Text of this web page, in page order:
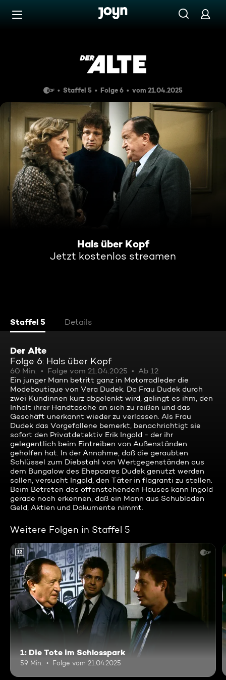
Zum Inhalt springen
Hals über Kopf
Staffel 5 Folge 6 vom 21.04.2025
Hals über Kopf
Jetzt kostenlos streamen
Staffel 5 Details
Der Alte
Folge 6: Hals über Kopf
60 Min. Folge vom 21.04.2025
Ab 12
Ein junger Mann betritt ganz in Motorradleder die
Modeboutique von Vera Dudek. Da Frau Dudek durch
zwei Kundinnen kurz abgelenkt wird, gelingt es ihm, den
Inhalt ihrer Handtasche an sich zu reißen und das
Geschäft unerkannt wieder zu verlassen. Als Frau
Dudek das Vorgefallene bemerkt, benachrichtigt sie
sofort den Privatdetektiv Erik Ingold - der ihr
gelegentlich beim Eintreiben von Außenständen
geholfen hat. In der Annahme, daß die geraubten
Schlüssel zum Diebstahl von Wertgegenständen aus
dem Bungalow des Ehepaares Dudek genutzt werden
sollen, versucht Ingold, den Täter in flagranti zu stellen.
Beim Betreten des offenstehenden Hauses kann Ingold
gerade noch erkennen, daß ein Mann aus Schubladen
Geld, Aktien und Dokumente nimmt.
Weitere Folgen in Staffel 5
12
1: Die Tote im Schlosspark
59 Min. Folge vom 21.04.2025